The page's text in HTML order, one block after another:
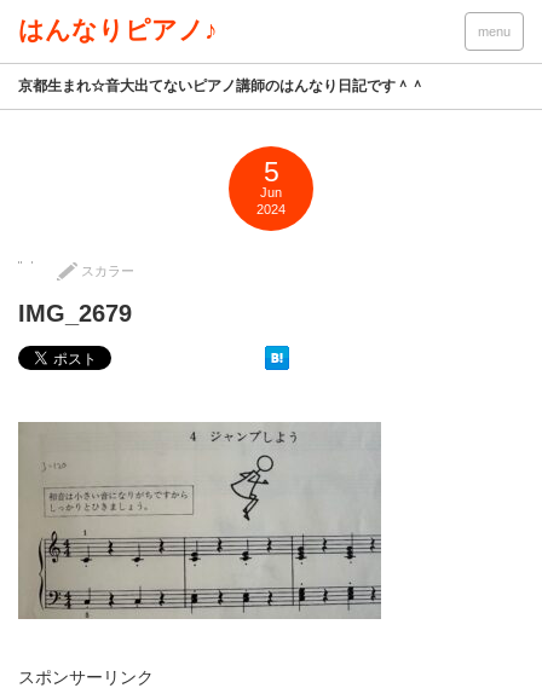
はんなりピアノ♪ menu
京都生まれ☆音大出てないピアノ講師のはんなり日記です＾＾
5
Jun
2024
スカラー
IMG_2679
スポンサーリンク